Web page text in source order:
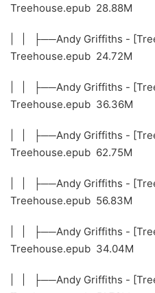
Treehouse.epub 28.88M
| | ├──Andy Griffiths -
Treehouse.epub 24.72M
| | ├──Andy Griffiths -
Treehouse.epub 36.36M
| | ├──Andy Griffiths -
Treehouse.epub 62.75M
| | ├──Andy Griffiths -
Treehouse.epub 56.83M
| | ├──Andy Griffiths -
Treehouse.epub 34.04M
| | ├──Andy Griffiths -